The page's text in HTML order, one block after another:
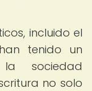
incluido el
tenido un
sociedad
no solo